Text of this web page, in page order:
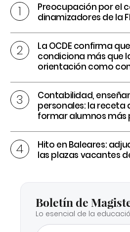
Preocupación por el
dinamizadores de la
La OCDE confirma
condiciona más que
orientación como
Contabilidad,
personales: la receta
formar alumnos más
Hito en Baleares:
las plazas vacantes
Boletín de
Lo esencial de la